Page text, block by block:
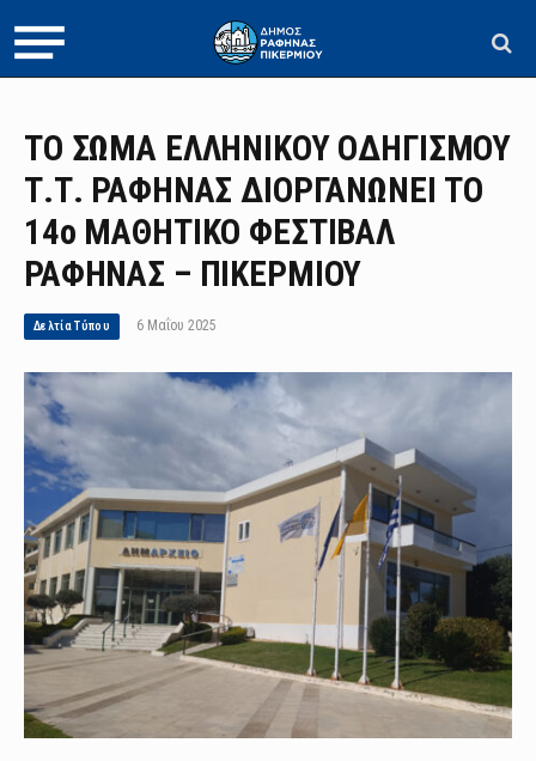
ΤΟ ΣΩΜΑ ΕΛΛΗΝΙΚΟΥ ΟΔΗΓΙΣΜΟΥ
Τ.Τ. ΡΑΦΗΝΑΣ ΔΙΟΡΓΑΝΩΝΕΙ ΤΟ
14ο ΜΑΘΗΤΙΚΟ ΦΕΣΤΙΒΑΛ
ΡΑΦΗΝΑΣ – ΠΙΚΕΡΜΙΟΥ
Δελτία Τύπου 6 Μαΐου 2025